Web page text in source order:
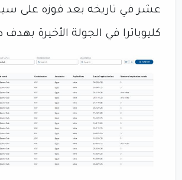
عشر في تاريخه بعد فوزه على
كليوباترا في الجولة الأخيرة بهدف